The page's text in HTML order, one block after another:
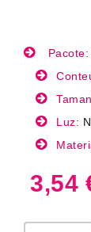
Pacote:
Luz:
3,54